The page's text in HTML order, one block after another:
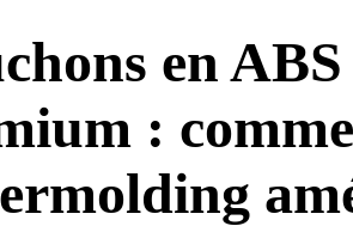
en
: